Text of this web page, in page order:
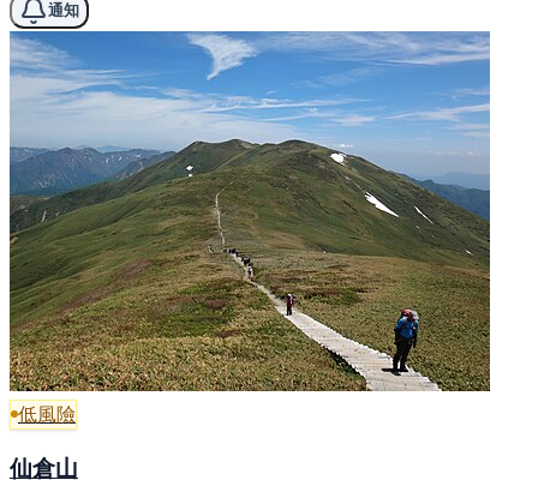
通知
低風險
仙倉山